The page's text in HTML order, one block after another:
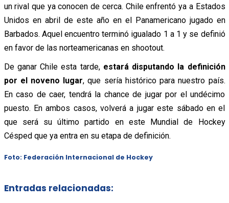
un rival que ya conocen de cerca. Chile enfrentó ya a Estados
Unidos en abril de este año en el Panamericano jugado en
Barbados. Aquel encuentro terminó igualado 1 a 1 y se definió
en favor de las norteamericanas en shootout.
De ganar Chile esta tarde,estará disputando la definición
por el noveno lugar, que sería histórico para nuestro país.
En caso de caer, tendrá la chance de jugar por el undécimo
puesto. En ambos casos, volverá a jugar este sábado en el
que será su último partido en este Mundial de Hockey
Césped que ya entra en su etapa de definición.
Foto: Federación Internacional de Hockey
Entradas relacionadas: